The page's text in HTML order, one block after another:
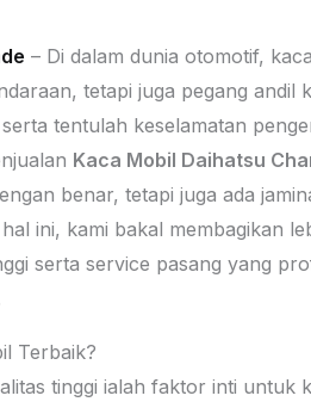
– Di dalam dunia otomotif,
tetapi juga pegang andil
tentulah keselamatan
Kaca Mobil Daihatsu
benar, tetapi juga ada
ini, kami bakal membagikan
serta service pasang yang
Terbaik?
tinggi ialah faktor inti untuk